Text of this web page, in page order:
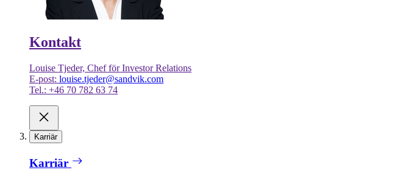
Kontakt
Louise Tjeder, Chef för Investor Relations
E-post: louise.tjeder@sandvik.com
Tel.: +46 70 782 63 74
Karriär
Karriär